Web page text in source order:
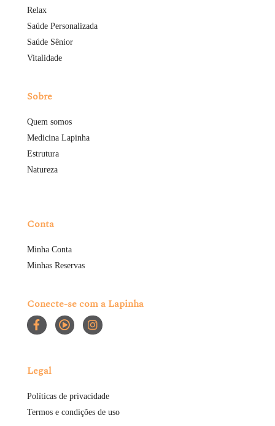
Relax
Saúde Personalizada
Saúde Sênior
Vitalidade
Sobre
Quem somos
Medicina Lapinha
Estrutura
Natureza
Conta
Minha Conta
Minhas Reservas
Conecte-se com a Lapinha
Legal
Políticas de privacidade
Termos e condições de uso